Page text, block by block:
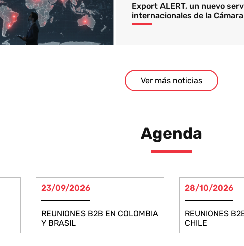
Export ALERT, un nuevo
internacionales de la
Ver más noticias
Agenda
23/09/2026
REUNIONES B2B EN COLOMBIA
Y BRASIL
28/10/2026
REUNIONES
CHILE